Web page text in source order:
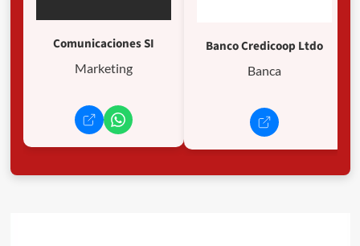
Comunicaciones SI
Marketing
Banco Credicoop Ltdo
Banca